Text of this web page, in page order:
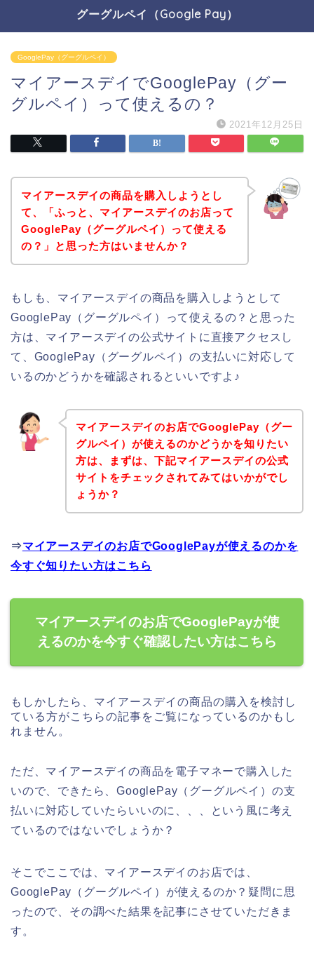
グーグルペイ（Google Pay）
GooglePay（グーグルペイ）
マイアースデイでGooglePay（グー
グルペイ）って使えるの？
2021年12月25日
マイアースデイの商品を購入しようとし
て、「ふっと、マイアースデイのお店って
GooglePay（グーグルペイ）って使える
の？」と思った方はいませんか？
もしも、マイアースデイの商品を購入しようとして
GooglePay（グーグルペイ）って使えるの？と思った
方は、マイアースデイの公式サイトに直接アクセスし
て、GooglePay（グーグルペイ）の支払いに対応して
いるのかどうかを確認されるといいですよ♪
マイアースデイのお店でGooglePay（グー
グルペイ）が使えるのかどうかを知りたい
方は、まずは、下記マイアースデイの公式
サイトをチェックされてみてはいかがでし
ょうか？
⇒マイアースデイのお店でGooglePayが使えるのかを
今すぐ知りたい方はこちら
マイアースデイのお店でGooglePayが使
えるのかを今すぐ確認したい方はこちら
もしかしたら、マイアースデイの商品の購入を検討し
ている方がこちらの記事をご覧になっているのかもし
れません。
ただ、マイアースデイの商品を電子マネーで購入した
いので、できたら、GooglePay（グーグルペイ）の支
払いに対応していたらいいのに、、、という風に考え
ているのではないでしょうか？
そこでここでは、マイアースデイのお店では、
GooglePay（グーグルペイ）が使えるのか？疑問に思
ったので、その調べた結果を記事にさせていただきま
す。